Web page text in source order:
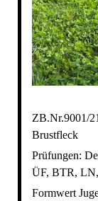
ZB.Nr.9001/
Brustfleck
Prüfungen:
ÜF, BTR,
Formwert